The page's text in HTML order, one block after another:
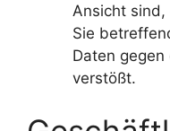
Ansicht
Sie
Daten gegen
verstößt.